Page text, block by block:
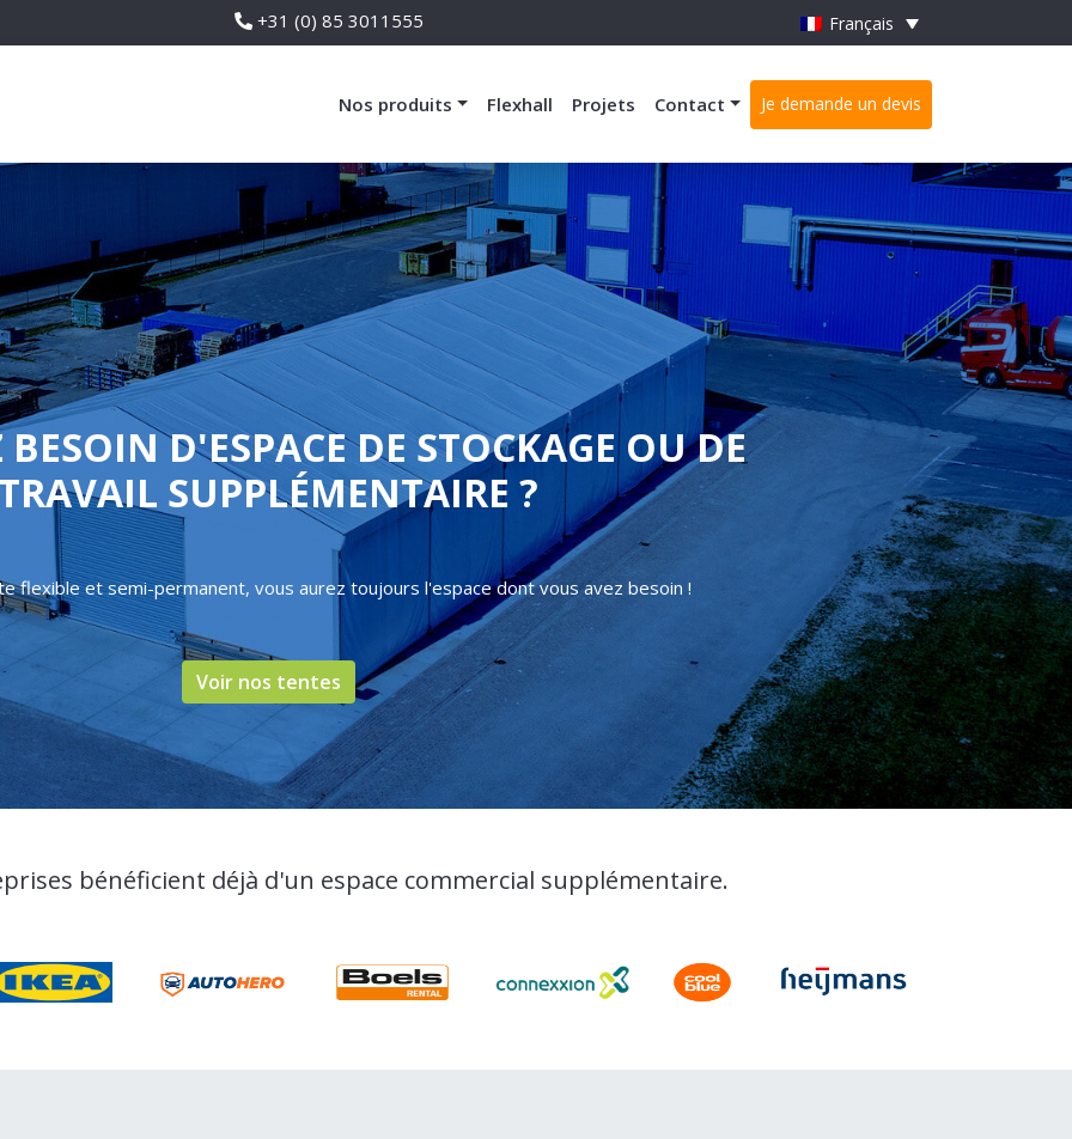
+31 (0) 85 3011555 Français
Nos produits Flexhall Projets Contact Je demande un devis
D'ESPACE DE STOCKAGE OU DE
TRAVAIL SUPPLÉMENTAIRE ?
flexible et semi-permanent, vous aurez toujours l'espace dont vous avez besoin !
Voir nos tentes
bénéficient déjà d'un espace commercial supplémentaire.